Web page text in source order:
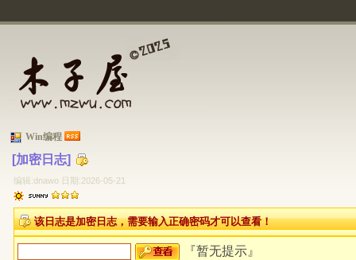
Win编程
[加密日志]
编辑:dnawo 日期:2026-05-21
该日志是加密日志，需要输入正确密码才可以查看！
『暂无提示』